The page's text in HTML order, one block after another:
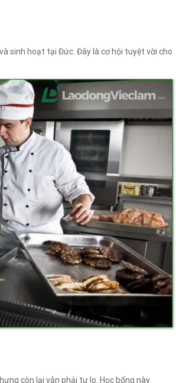
sinh hoạt tại Đức. Đây là cơ hội tuyệt vời cho
còn lại vẫn phải tự lo. Học bổng này